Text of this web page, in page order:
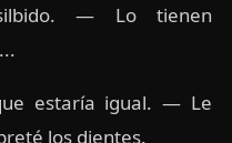
— Lo tienen
estaría igual. — Le
los dientes.